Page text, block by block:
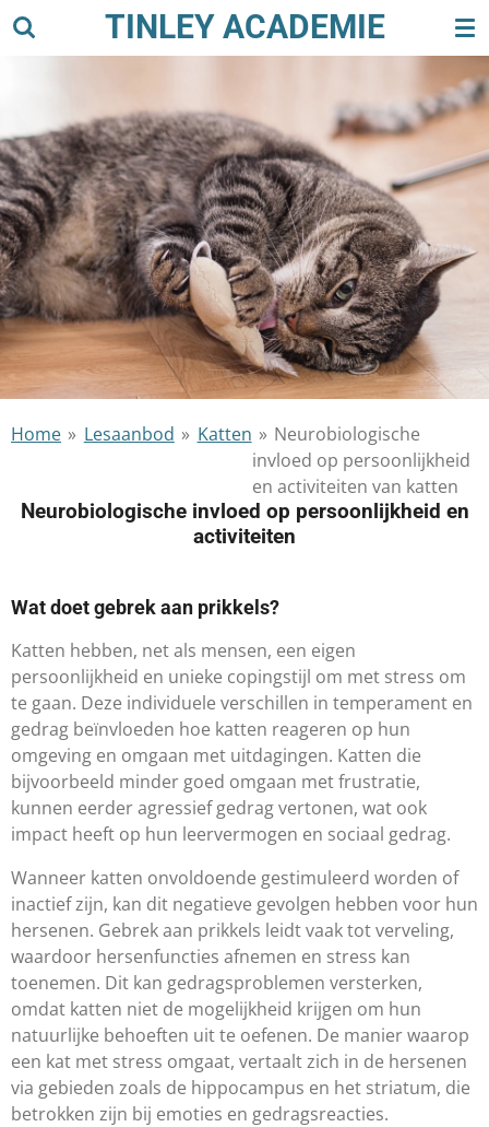
Ga
hoofdinhoud
TINLEY ACADEMIE
Home » Lesaanbod » Katten » Neurobiologische
invloed op persoonlijkheid
en activiteiten van katten
Neurobiologische invloed op persoonlijkheid en
activiteiten
​Wat doet gebrek aan prikkels?
Katten hebben, net als mensen, een eigen
persoonlijkheid en unieke copingstijl om met stress om
te gaan. Deze individuele verschillen in temperament en
gedrag beïnvloeden hoe katten reageren op hun
omgeving en omgaan met uitdagingen. Katten die
bijvoorbeeld minder goed omgaan met frustratie,
kunnen eerder agressief gedrag vertonen, wat ook
impact heeft op hun leervermogen en sociaal gedrag.
Wanneer katten onvoldoende gestimuleerd worden of
inactief zijn, kan dit negatieve gevolgen hebben voor hun
hersenen. Gebrek aan prikkels leidt vaak tot verveling,
waardoor hersenfuncties afnemen en stress kan
toenemen. Dit kan gedragsproblemen versterken,
omdat katten niet de mogelijkheid krijgen om hun
natuurlijke behoeften uit te oefenen. De manier waarop
een kat met stress omgaat, vertaalt zich in de hersenen
via gebieden zoals de hippocampus en het striatum, die
betrokken zijn bij emoties en gedragsreacties.